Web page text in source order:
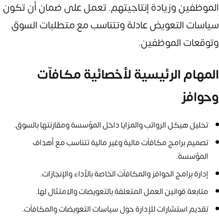
الموظفين وزيادة إنتاجيتهم. تعمل على ضمان أن تكون
سياسات التعويض عادلة وتتناسب مع متطلبات السوق
وتوقعات الموظفين.
المهام الرئيسية لأخصائية مكافآت
وحوافز
تحليل هيكل الرواتب والمزايا داخل المؤسسة ومقارنتها بالسوق.
تصميم برامج مكافآت مالية وغير مالية تتناسب مع أهداف
المؤسسة.
إدارة برامج الحوافز والمكافآت الخاصة بالأداء والإنجازات.
متابعة قوانين العمل المتعلقة بالتعويضات والامتثال لها.
تقديم استشارات للإدارة حول سياسات التعويضات والمكافآت.